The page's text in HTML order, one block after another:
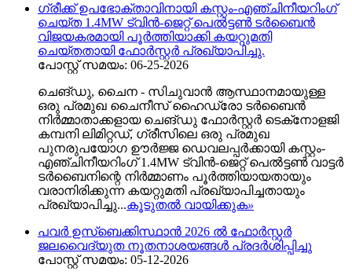
ഗ്രീക്ക് ഉപഭോക്താവിനായി കസ്റ്റം-എഞ്ചിനീയറിംഗ്
ചെയ്ത 1.4MW ട്വിൻ-ജെറ്റ് പെൽട്ടൺ ടർബൈൻ
വിജയകരമായി പൂർത്തിയാക്കി കയറ്റുമതി
ചെയ്തതായി ഫോർസ്റ്റർ പ്രഖ്യാപിച്ചു.
പോസ്റ്റ് സമയം: 06-25-2026
ചെങ്‌ഡു, ചൈന - സിചുവാൻ ആസ്ഥാനമായുള്ള
ഒരു പ്രമുഖ ചൈനീസ് ഹൈഡ്രോ ടർബൈൻ
നിർമ്മാതാക്കളായ ചെങ്‌ഡു ഫോർസ്റ്റർ ടെക്‌നോളജി
കമ്പനി ലിമിറ്റഡ്, ഗ്രീസിലെ ഒരു പ്രമുഖ
പുനരുപയോഗ ഊർജ്ജ ഡെവലപ്പർക്കായി കസ്റ്റം-
എഞ്ചിനീയറിംഗ് 1.4MW ട്വിൻ-ജെറ്റ് പെൽട്ടൺ വാട്ടർ
ടർബൈനിന്റെ നിർമ്മാണം പൂർത്തിയായതായും
വരാനിരിക്കുന്ന കയറ്റുമതി പ്രഖ്യാപിച്ചതായും
പ്രഖ്യാപിച്ചു...കൂടുതൽ വായിക്കുക»
പവർ ഉസ്ബെക്കിസ്ഥാൻ 2026 ൽ ഫോർസ്റ്റർ
ജലവൈദ്യുത നൂതനാശയങ്ങൾ പ്രദർശിപ്പിച്ചു
പോസ്റ്റ് സമയം: 05-12-2026